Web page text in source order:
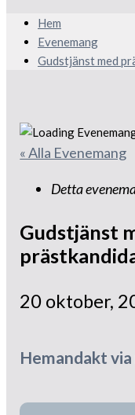
Hem
Evenemang
Gudstjänst med
« Alla Evenemang
Detta
Gudstjänst
20 oktober,
Hemandakt